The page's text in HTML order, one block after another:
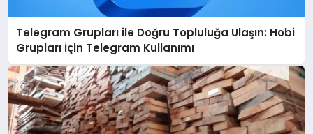
Telegram Grupları ile Doğru Topluluğa Ulaşın: Hobi
Grupları İçin Telegram Kullanımı